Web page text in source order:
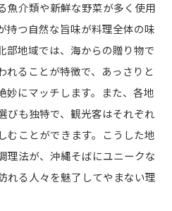
新鮮な素材
ばの特徴
一杯
伝統の技
海鮮そば店
密—中部エリアの沖縄そば
その深み
味わい
魚介類や新鮮な野菜が多く使用
持つ自然な旨味が料理全体の味
部地域では、海からの贈り物で
れることが特徴で、あっさりと
妙にマッチします。また、各地
びも独特で、観光客はそれぞれ
むことができます。こうした地
理法が、沖縄そばにユニークな
れる人々を魅了してやまない理